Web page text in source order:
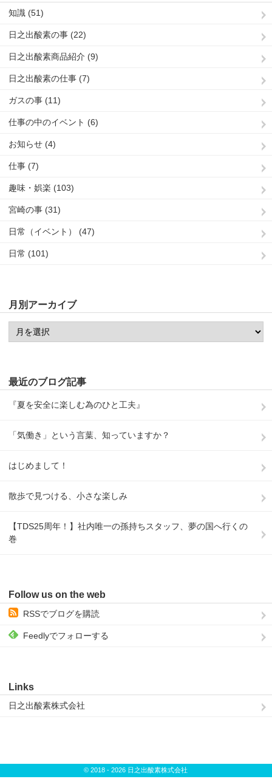
知識 (51)
日之出酸素の事 (22)
日之出酸素商品紹介 (9)
日之出酸素の仕事 (7)
ガスの事 (11)
仕事の中のイベント (6)
お知らせ (4)
仕事 (7)
趣味・娯楽 (103)
宮崎の事 (31)
日常（イベント） (47)
日常 (101)
月別アーカイブ
最近のブログ記事
『夏を安全に楽しむ為のひと工夫』
「気働き」という言葉、知っていますか？
はじめまして！
散歩で見つける、小さな楽しみ
【TDS25周年！】社内唯一の孫持ちスタッフ、夢の国へ行くの
巻
Follow us on the web
RSSでブログを購読
Feedlyでフォローする
Links
日之出酸素株式会社
© 2018 - 2026 日之出酸素株式会社